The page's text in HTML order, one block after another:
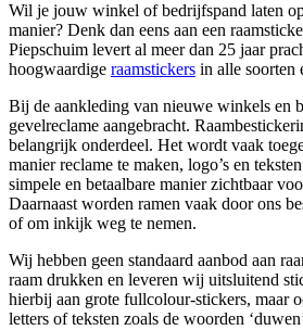
Wil je jouw winkel of bedrijfspand laten
manier? Denk dan eens aan een
Piepschuim levert al meer dan 25 jaar
hoogwaardige raamstickers in alle soorten
Bij de aankleding van nieuwe winkels en
gevelreclame aangebracht.
belangrijk onderdeel. Het wordt vaak
manier reclame te maken, logo’s en
simpele en betaalbare manier zichtbaar
Daarnaast worden ramen vaak door ons
of om inkijk weg te nemen.
Wij hebben geen standaard aanbod aan
raam drukken en leveren wij uitsluitend
hierbij aan grote fullcolour-stickers, maar
letters of teksten zoals de woorden